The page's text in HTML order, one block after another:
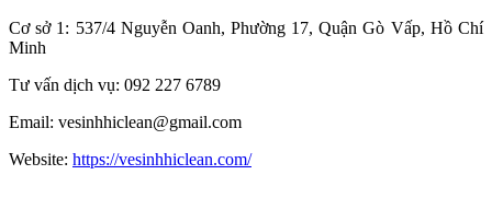
Cơ sở 1: 537/4 Nguyễn Oanh, Phường 17, Quận Gò Vấp, Hồ Chí
Minh
Tư vấn dịch vụ: 092 227 6789
Email: vesinhhiclean@gmail.com
Website: https://vesinhhiclean.com/